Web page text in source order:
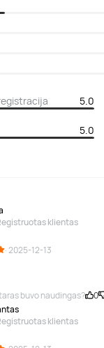
5.0
5.0
klientas
· 2025-12-13
buvo naudingas? 0
klientas